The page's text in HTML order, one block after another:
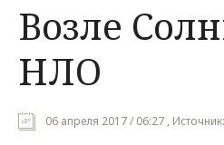
Возле
НЛО
06 апреля 2017 / 06:27 ,